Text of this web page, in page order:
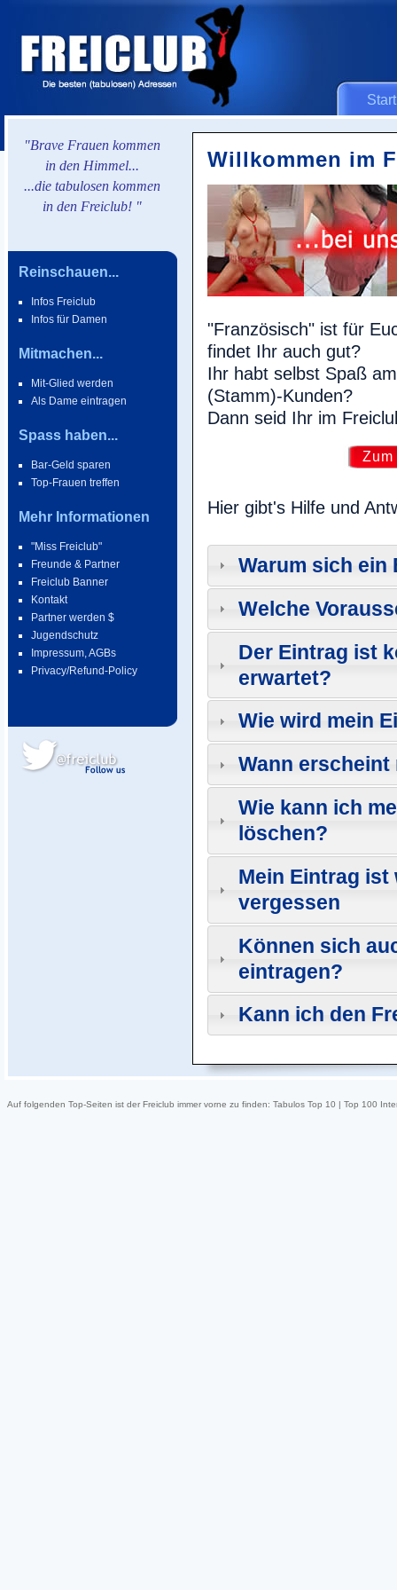
Start
"Brave Frauen kommen
in den Himmel...
...die tabulosen kommen
in den Freiclub! "
Reinschauen...
Infos Freiclub
Infos für Damen
Mitmachen...
Mit-Glied werden
Als Dame eintragen
Spass haben...
Bar-Geld sparen
Top-Frauen treffen
Mehr Informationen
"Miss Freiclub"
Freunde & Partner
Freiclub Banner
Kontakt
Partner werden $
Jugendschutz
Impressum, AGBs
Privacy/Refund-Policy
Willkommen im
"Französisch" ist für
findet Ihr auch gut?
Ihr habt selbst Spaß
(Stamm)-Kunden?
Dann seid Ihr im
Zum
Hier gibt's Hilfe und
Warum sich ein
Welche
Der Eintrag ist
erwartet?
Wie wird mein
Wann
Wie kann ich
löschen?
Mein Eintrag ist
vergessen
Können sich
eintragen?
Kann ich den
Auf folgenden Top-Seiten ist der Freiclub immer vorne zu finden: Tabulos Top 10 | Top 100